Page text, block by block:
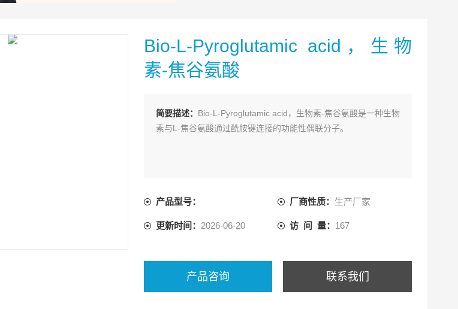
Bio-L-Pyroglutamic acid，生物
素-焦谷氨酸
简要描述： Bio-L-Pyroglutamic acid，生物素-焦谷氨酸是一种生物
素与L-焦谷氨酸通过酰胺键连接的功能性偶联分子。
产品型号： 厂商性质： 生产厂家
更新时间： 2026-06-20 访 问 量： 167
产品咨询 联系我们